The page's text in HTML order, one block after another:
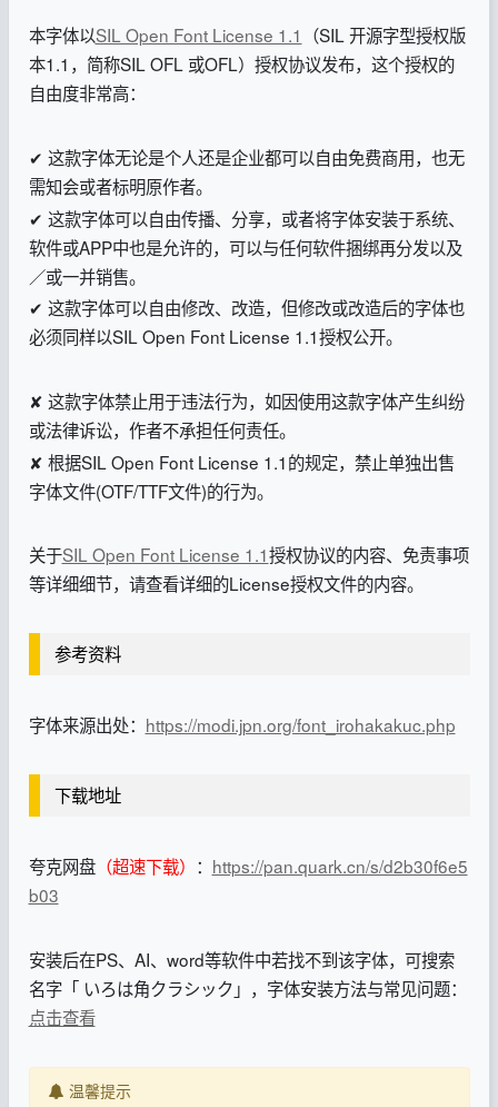
本字体以SIL Open Font License 1.1 （SIL 开源字型授权版
本1.1，简称SIL OFL 或OFL） 授权协议发布，这个授权的
自由度非常高：
✔ 这款字体无论是个人还是企业都可以自由免费商用，也无
需知会或者标明原作者。
✔ 这款字体可以自由传播、分享，或者将字体安装于系统、
软件或APP中也是允许的，可以与任何软件捆绑再分发以及
／或一并销售。
✔ 这款字体可以自由修改、改造，但修改或改造后的字体也
必须同样以SIL Open Font License 1.1授权公开。
✘ 这款字体禁止用于违法行为，如因使用这款字体产生纠纷
或法律诉讼，作者不承担任何责任。
✘ 根据SIL Open Font License 1.1的规定，禁止单独出售
字体文件(OTF/TTF文件)的行为。
关于SIL Open Font License 1.1授权协议的内容、免责事项
等详细细节，请查看详细的License授权文件的内容。
参考资料
字体来源出处： https://modi.jpn.org/font_irohakakuc.php
下载地址
夸克网盘（超速下载） ： https://pan.quark.cn/s/d2b30f6e5
b03
安装后在PS、AI、word等软件中若找不到该字体，可搜索
名字「 いろは角クラシック」，字体安装方法与常见问题：
点击查看
温馨提示